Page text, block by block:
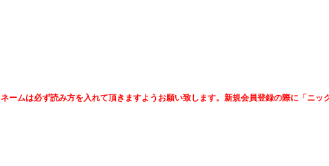
ムは必ず読み方を入れて頂きますようお願い致します。新規会員登録の際に「ニッ